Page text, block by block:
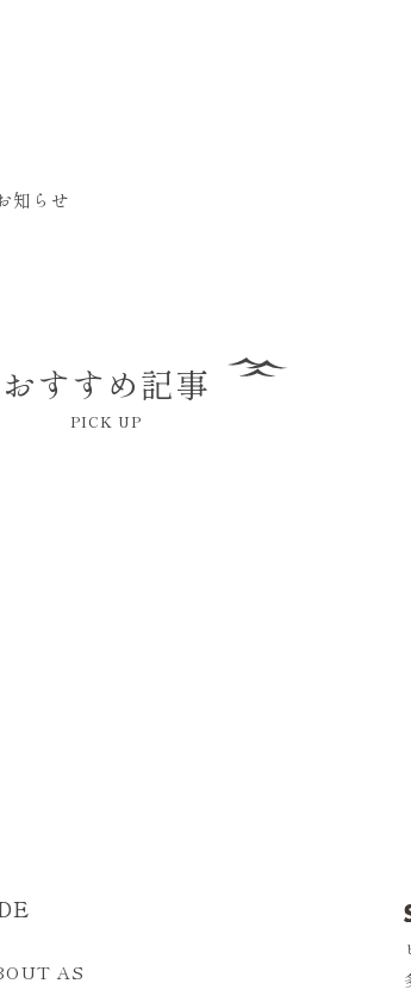
知らせ
おすすめ記事
PICK UP
AS